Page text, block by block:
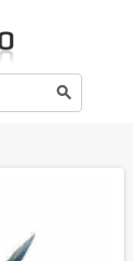
search